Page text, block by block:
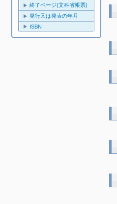
終了ページ(文科省帳票)
発行又は発表の年月
ISBN